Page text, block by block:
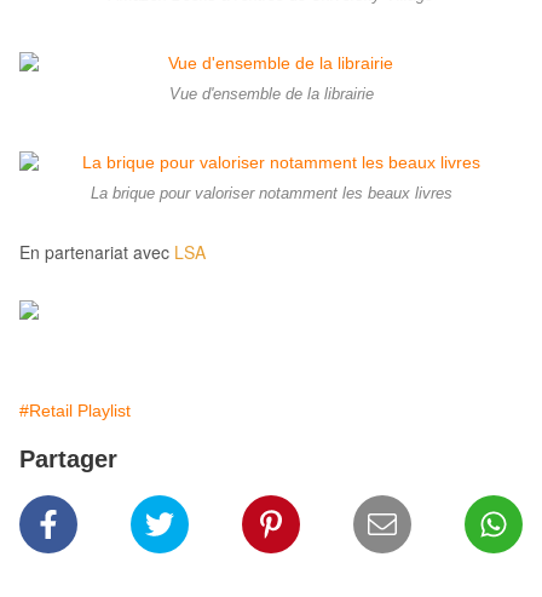
Vue d'ensemble de la librairie
La brique pour valoriser notamment les beaux livres
En partenariat avec LSA
#Retail Playlist
Partager